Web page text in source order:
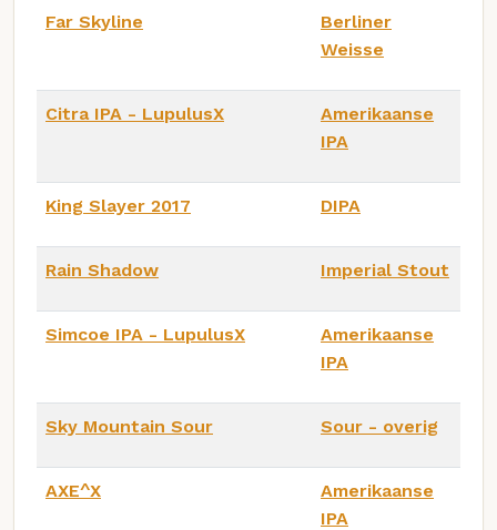
Far Skyline
Berliner
Weisse
Citra IPA - LupulusX
Amerikaanse
IPA
King Slayer 2017 DIPA
Rain Shadow Imperial Stout
Simcoe IPA - LupulusX
Amerikaanse
IPA
Sky Mountain Sour Sour - overig
AXE^X
Amerikaanse
IPA